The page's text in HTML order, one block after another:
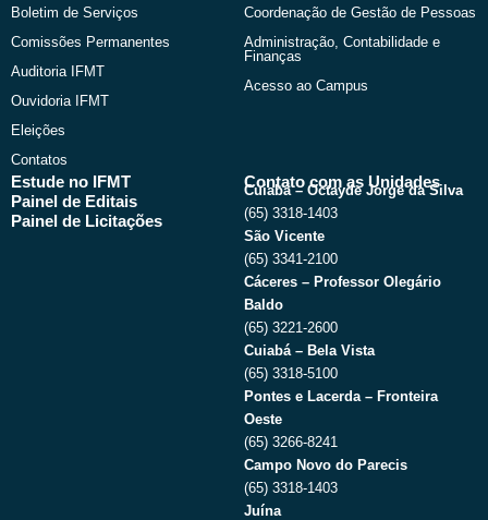
Boletim de Serviços
Comissões Permanentes
Auditoria IFMT
Ouvidoria IFMT
Eleições
Contatos
Coordenação de Gestão de Pessoas
Administração, Contabilidade e
Finanças
Acesso ao Campus
Estude no IFMT
Painel de Editais
Painel de Licitações
Contato com as Unidades
Cuiabá – Octayde Jorge da Silva
(65) 3318-1403
São Vicente
(65) 3341-2100
Cáceres – Professor Olegário
Baldo
(65) 3221-2600
Cuiabá – Bela Vista
(65) 3318-5100
Pontes e Lacerda – Fronteira
Oeste
(65) 3266-8241
Campo Novo do Parecis
(65) 3318-1403
Juína